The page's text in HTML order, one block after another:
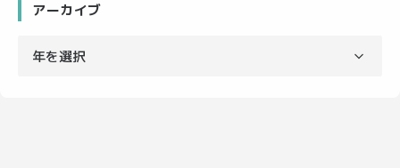
アーカイブ